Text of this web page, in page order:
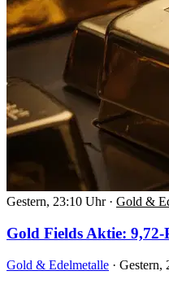
Gestern, 23:10 Uhr · Gold &
Gold Fields Aktie:
Gold & Edelmetalle · Gestern,